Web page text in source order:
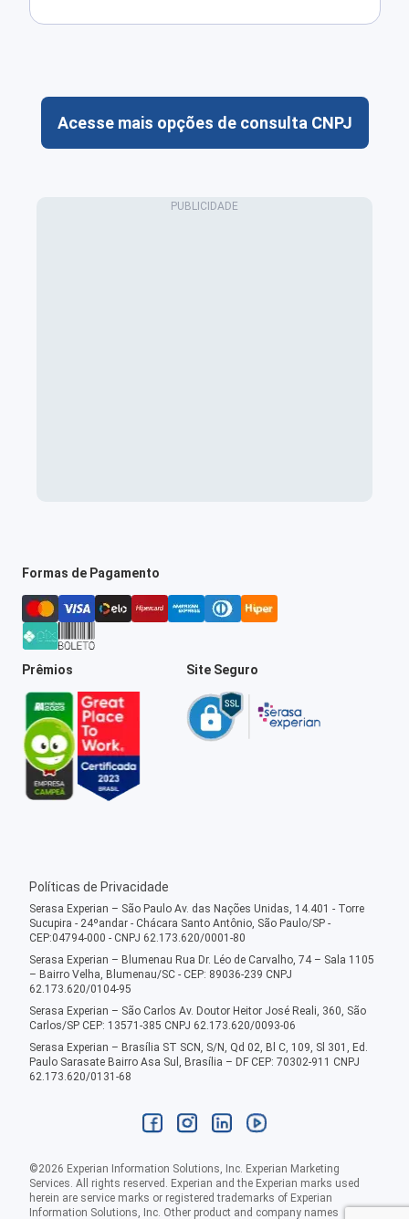
Acesse mais opções de consulta CNPJ
Formas de Pagamento
Prêmios Site Seguro
Políticas de Privacidade
Serasa Experian – São Paulo Av. das Nações Unidas, 14.401 - Torre
Sucupira - 24ºandar - Chácara Santo Antônio, São Paulo/SP -
CEP:04794-000 - CNPJ 62.173.620/0001-80
Serasa Experian – Blumenau Rua Dr. Léo de Carvalho, 74 – Sala 1105
– Bairro Velha, Blumenau/SC - CEP: 89036-239 CNPJ
62.173.620/0104-95
Serasa Experian – São Carlos Av. Doutor Heitor José Reali, 360, São
Carlos/SP CEP: 13571-385 CNPJ 62.173.620/0093-06
Serasa Experian – Brasília ST SCN, S/N, Qd 02, Bl C, 109, Sl 301, Ed.
Paulo Sarasate Bairro Asa Sul, Brasília – DF CEP: 70302-911 CNPJ
62.173.620/0131-68
©2026 Experian Information Solutions, Inc. Experian Marketing
Services. All rights reserved. Experian and the Experian marks used
herein are service marks or registered trademarks of Experian
Information Solutions, Inc. Other product and company names